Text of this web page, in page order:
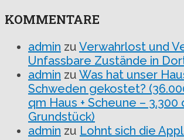
KOMMENTARE
admin zu Verwahrlost und
Unfassbare Zustände in
admin zu Was hat unser
Schweden gekostet?
qm Haus + Scheune – 3.300
Grundstück)
admin zu Lohnt sich die